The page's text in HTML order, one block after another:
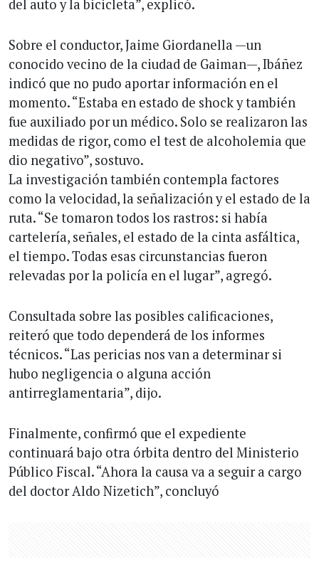
del auto y la bicicleta”, explicó.
Sobre el conductor, Jaime Giordanella —un
conocido vecino de la ciudad de Gaiman—, Ibáñez
indicó que no pudo aportar información en el
momento. “Estaba en estado de shock y también
fue auxiliado por un médico. Solo se realizaron las
medidas de rigor, como el test de alcoholemia que
dio negativo”, sostuvo.
La investigación también contempla factores
como la velocidad, la señalización y el estado de la
ruta. “Se tomaron todos los rastros: si había
cartelería, señales, el estado de la cinta asfáltica,
el tiempo. Todas esas circunstancias fueron
relevadas por la policía en el lugar”, agregó.
Consultada sobre las posibles calificaciones,
reiteró que todo dependerá de los informes
técnicos. “Las pericias nos van a determinar si
hubo negligencia o alguna acción
antirreglamentaria”, dijo.
Finalmente, confirmó que el expediente
continuará bajo otra órbita dentro del Ministerio
Público Fiscal. “Ahora la causa va a seguir a cargo
del doctor Aldo Nizetich”, concluyó